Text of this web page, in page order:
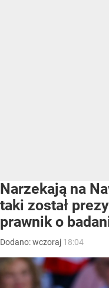
Narzekają na
taki został
prawnik o
Dodano:wczoraj 18:04